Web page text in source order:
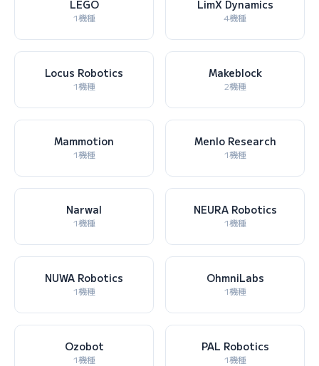
LEGO
1機種
LimX Dynamics
4機種
Locus Robotics
1機種
Makeblock
2機種
Mammotion
1機種
Menlo Research
1機種
Narwal
1機種
NEURA Robotics
1機種
NUWA Robotics
1機種
OhmniLabs
1機種
Ozobot
1機種
PAL Robotics
1機種